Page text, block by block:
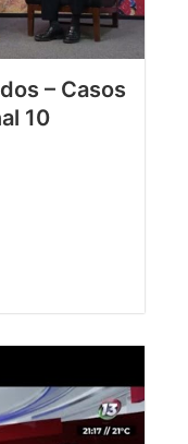
– Casos
10